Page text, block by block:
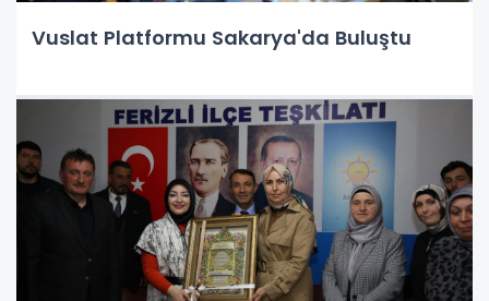
Vuslat Platformu Sakarya'da Buluştu